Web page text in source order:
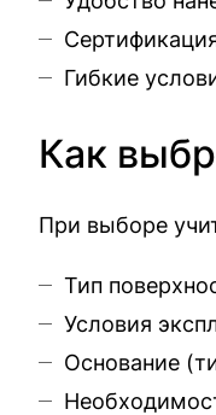
Гибкие
Как
При выборе
Тип
Условия
Основание